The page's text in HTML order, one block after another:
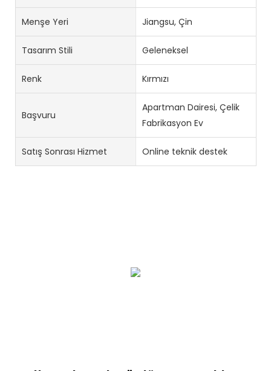
Menşe Yeri Jiangsu, Çin
Tasarım Stili Geleneksel
Renk Kırmızı
Başvuru
Apartman Dairesi, Çelik
Fabrikasyon Ev
Satış Sonrası Hizmet Online teknik destek